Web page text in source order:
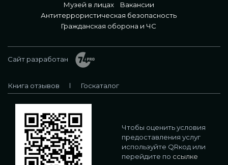
Музей в лицах
Вакансии
Антитеррористическая безопасность
Гражданская оборона и ЧС
Сайт разработан
Книга отзывов Госкаталог
Чтобы оценить условия
предоставления услуг
используйте QRкод или
перейдите по ссылке